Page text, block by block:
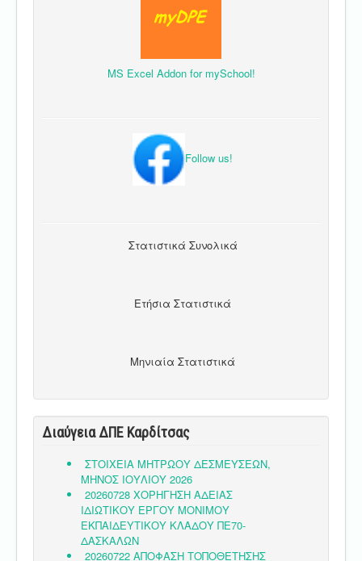
MS Excel Addon for mySchool!
Follow us!
Στατιστικά Συνολικά
Ετήσια Στατιστικά
Μηνιαία Στατιστικά
Διαύγεια ΔΠΕ Καρδίτσας